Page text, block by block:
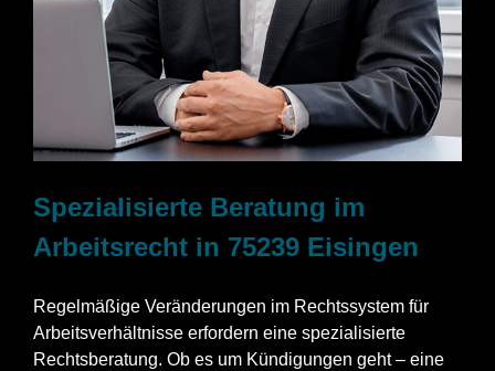
Spezialisierte Beratung im
Arbeitsrecht in 75239 Eisingen
Regelmäßige Veränderungen im Rechtssystem für
Arbeitsverhältnisse erfordern eine spezialisierte
Rechtsberatung. Ob es um Kündigungen geht – eine